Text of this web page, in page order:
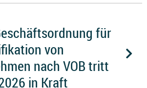
für
von
nach VOB tritt
in Kraft